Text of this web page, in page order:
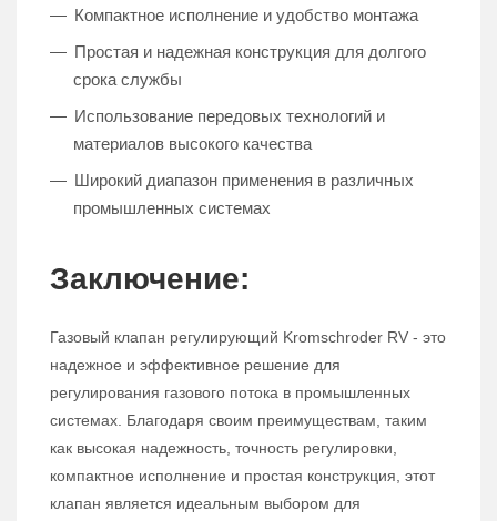
Компактное исполнение и удобство монтажа
Простая и надежная конструкция для долгого
срока службы
Использование передовых технологий и
материалов высокого качества
Широкий диапазон применения в различных
промышленных системах
Заключение:
Газовый клапан регулирующий Kromschroder RV - это
надежное и эффективное решение для
регулирования газового потока в промышленных
системах. Благодаря своим преимуществам, таким
как высокая надежность, точность регулировки,
компактное исполнение и простая конструкция, этот
клапан является идеальным выбором для